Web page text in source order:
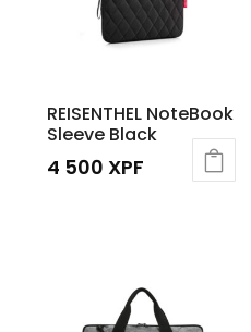
REISENTHEL NoteBook
Sleeve Black
4 500 XPF